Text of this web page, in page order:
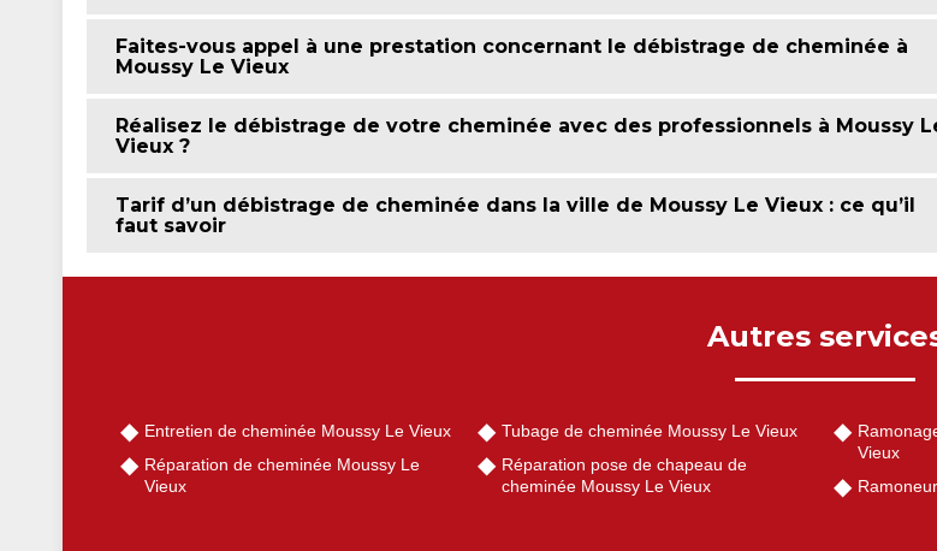
Faites-vous appel à une prestation concernant le débistrage de cheminée à
Moussy Le Vieux
Réalisez le débistrage de votre cheminée avec des professionnels à Moussy
Vieux ?
Tarif d’un débistrage de cheminée dans la ville de Moussy Le Vieux : ce qu’il
faut savoir
Autres
Entretien de cheminée Moussy Le Vieux
Réparation de cheminée Moussy Le
Vieux
Tubage de cheminée Moussy Le Vieux
Réparation pose de chapeau de
cheminée Moussy Le Vieux
Vieux